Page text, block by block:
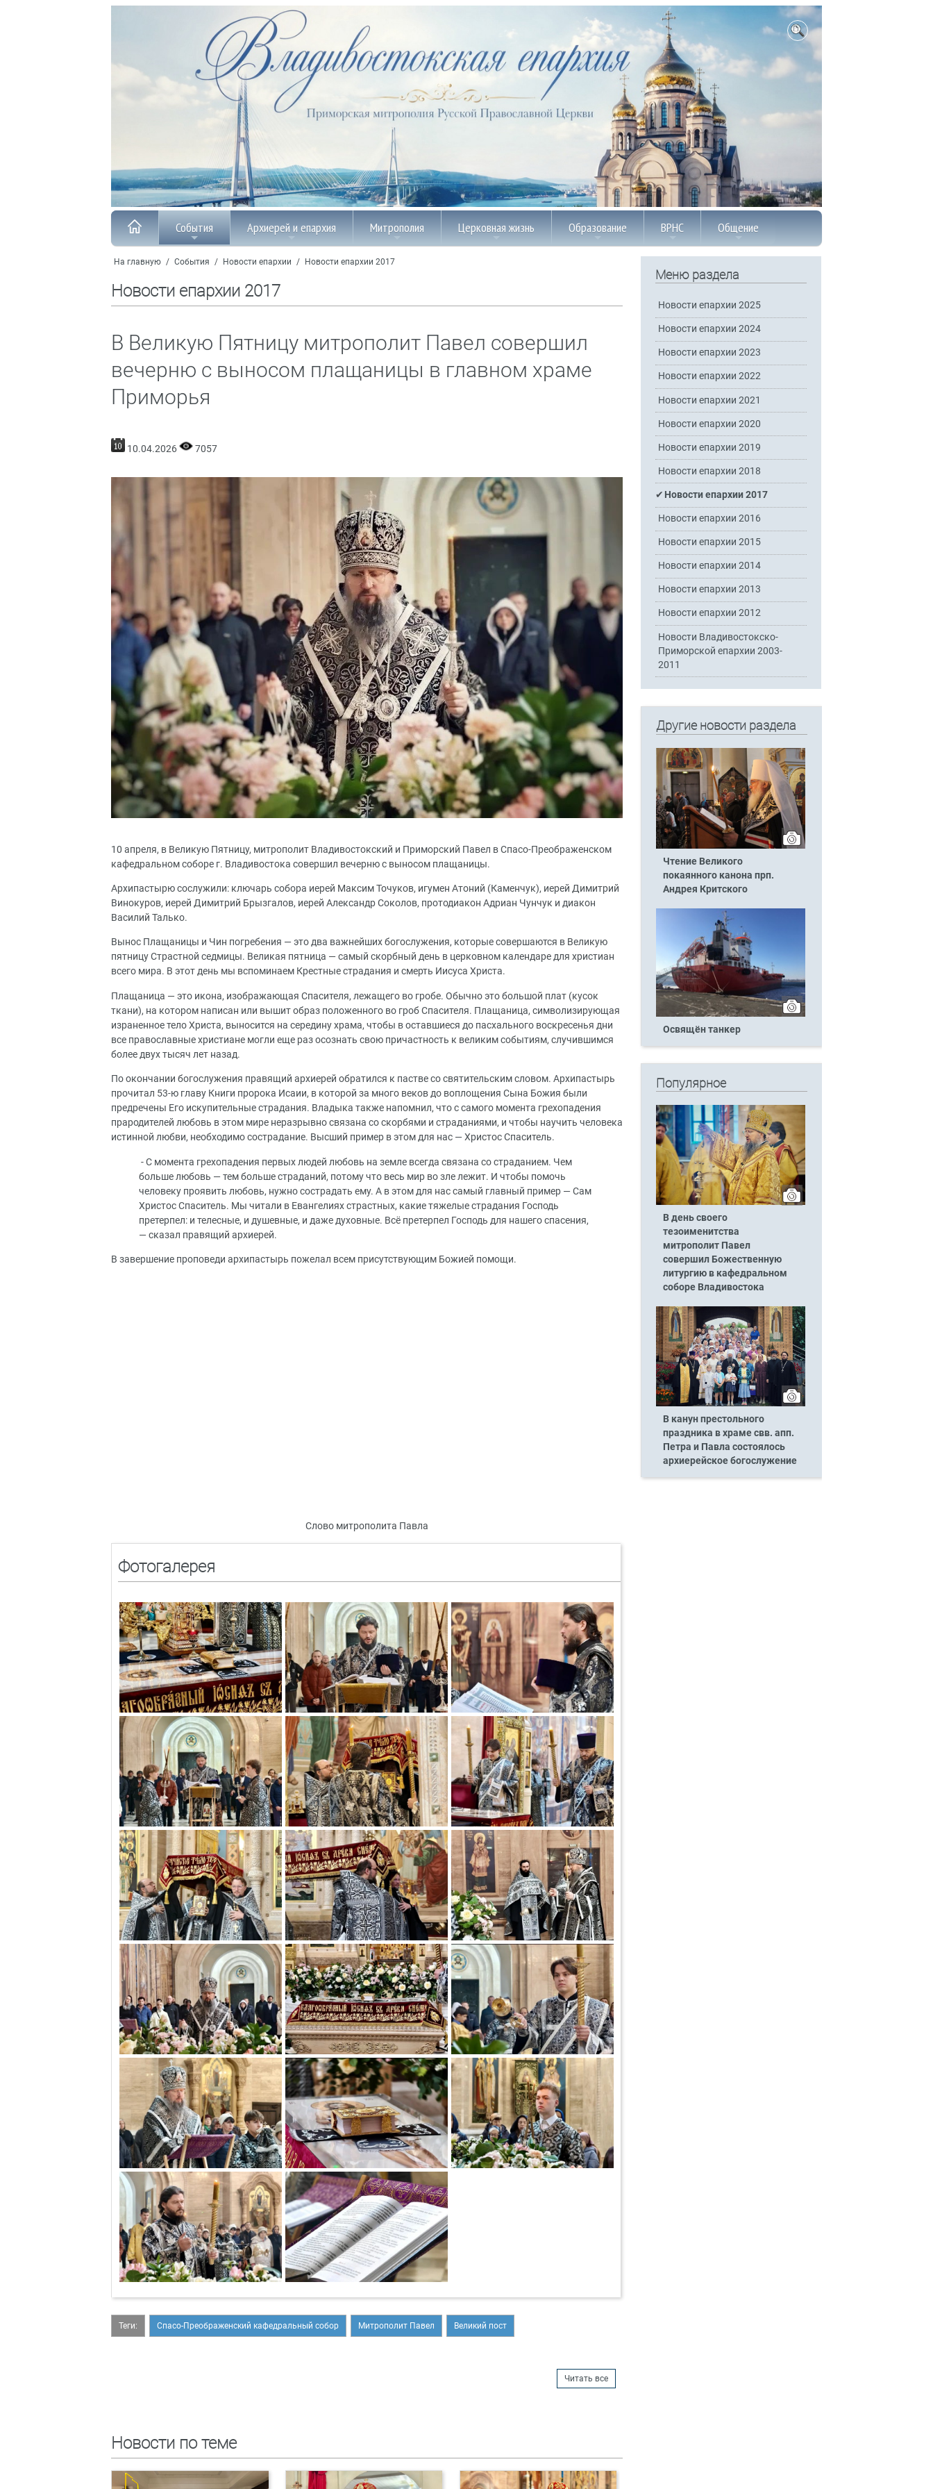
События Архиерей и епархия Митрополия Церковная жизнь Образование ВРНС Общение
На главную / События / Новости епархии / Новости епархии 2017
Новости епархии 2017
В Великую Пятницу митрополит Павел совершил
вечерню с выносом плащаницы в главном храме
Приморья
10.04.2026 7057
10 апреля, в Великую Пятницу, митрополит Владивостокский и Приморский Павел в Спасо-Преображенском
кафедральном соборе г. Владивостока совершил вечерню с выносом плащаницы.
Архипастырю сослужили: ключарь собора иерей Максим Точуков, игумен Атоний (Каменчук), иерей Димитрий
Винокуров, иерей Димитрий Брызгалов, иерей Александр Соколов, протодиакон Адриан Чунчук и диакон
Василий Талько.
Вынос Плащаницы и Чин погребения — это два важнейших богослужения, которые совершаются в Великую
пятницу Страстной седмицы. Великая пятница — самый скорбный день в церковном календаре для христиан
всего мира. В этот день мы вспоминаем Крестные страдания и смерть Иисуса Христа.
Плащаница — это икона, изображающая Спасителя, лежащего во гробе. Обычно это большой плат (кусок
ткани), на котором написан или вышит образ положенного во гроб Спасителя. Плащаница, символизирующая
израненное тело Христа, выносится на середину храма, чтобы в оставшиеся до пасхального воскресенья дни
все православные христиане могли еще раз осознать свою причастность к великим событиям, случившимся
более двух тысяч лет назад.
По окончании богослужения правящий архиерей обратился к пастве со святительским словом. Архипастырь
прочитал 53-ю главу Книги пророка Исаии, в которой за много веков до воплощения Сына Божия были
предречены Его искупительные страдания. Владыка также напомнил, что с самого момента грехопадения
прародителей любовь в этом мире неразрывно связана со скорбями и страданиями, и чтобы научить человека
истинной любви, необходимо сострадание. Высший пример в этом для нас — Христос Спаситель.
- С момента грехопадения первых людей любовь на земле всегда связана со страданием. Чем
больше любовь — тем больше страданий, потому что весь мир во зле лежит. И чтобы помочь
человеку проявить любовь, нужно сострадать ему. А в этом для нас самый главный пример — Сам
Христос Спаситель. Мы читали в Евангелиях страстных, какие тяжелые страдания Господь
претерпел: и телесные, и душевные, и даже духовные. Всё претерпел Господь для нашего спасения,
— сказал правящий архиерей.
В завершение проповеди архипастырь пожелал всем присутствующим Божией помощи.
Слово митрополита Павла
Фотогалерея
Теги: Спасо-Преображенский кафедральный собор Митрополит Павел Великий пост
Читать все
Новости по теме
Меню раздела
Новости епархии 2025
Новости епархии 2024
Новости епархии 2023
Новости епархии 2022
Новости епархии 2021
Новости епархии 2020
Новости епархии 2019
Новости епархии 2018
Новости епархии 2017
Новости епархии 2016
Новости епархии 2015
Новости епархии 2014
Новости епархии 2013
Новости епархии 2012
Новости Владивостокско-
Приморской епархии 2003-
2011
Другие новости раздела
Чтение Великого
покаянного канона прп.
Андрея Критского
Освящён танкер
Популярное
В день своего
тезоименитства
митрополит Павел
совершил Божественную
литургию в кафедральном
соборе Владивостока
В канун престольного
праздника в храме свв. апп.
Петра и Павла состоялось
архиерейское богослужение